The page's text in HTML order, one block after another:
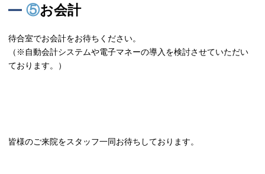
⑤お会計
待合室でお会計をお待ちください。
（※自動会計システムや電子マネーの導入を検討させていただい
ております。）
皆様のご来院をスタッフ一同お待ちしております。